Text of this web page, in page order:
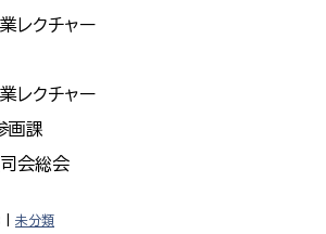
レクチャー
レクチャー
画課
会総会
| 未分類